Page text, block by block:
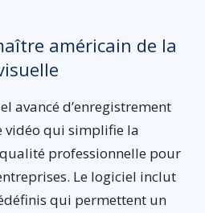
américain de la
avancé d’enregistrement
vidéo qui simplifie la
professionnelle pour
Le logiciel inclut
qui permettent un